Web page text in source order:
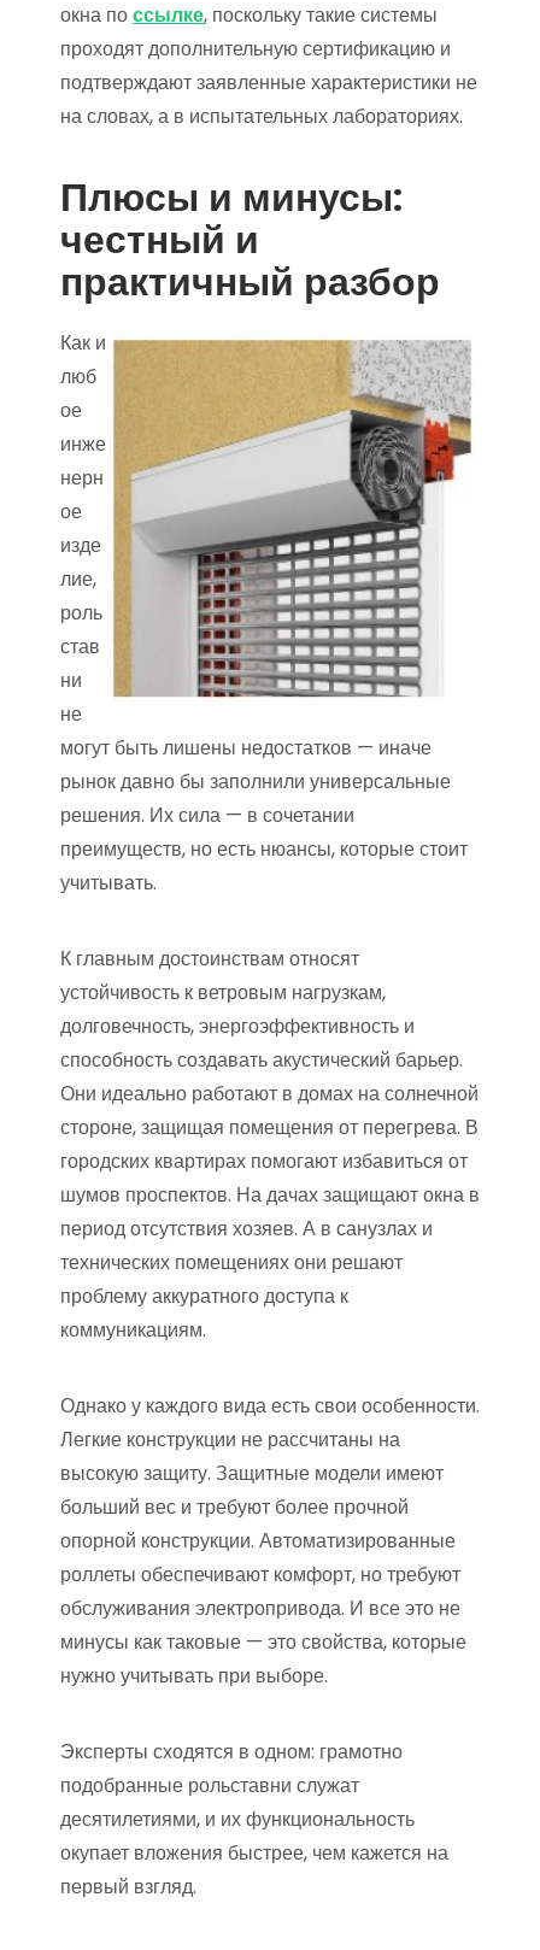
окна поссылке, поскольку такие системы
проходят дополнительную сертификацию и
подтверждают заявленные характеристики не
на словах, а в испытательных лабораториях.
Плюсы и минусы:
честный и
практичный разбор
Как и
люб
ое
инже
нерн
ое
изде
лие,
роль
став
ни
не
могут быть лишены недостатков — иначе
рынок давно бы заполнили универсальные
решения. Их сила — в сочетании
преимуществ, но есть нюансы, которые стоит
учитывать.
К главным достоинствам относят
устойчивость к ветровым нагрузкам,
долговечность, энергоэффективность и
способность создавать акустический барьер.
Они идеально работают в домах на солнечной
стороне, защищая помещения от перегрева. В
городских квартирах помогают избавиться от
шумов проспектов. На дачах защищают окна в
период отсутствия хозяев. А в санузлах и
технических помещениях они решают
проблему аккуратного доступа к
коммуникациям.
Однако у каждого вида есть свои особенности.
Легкие конструкции не рассчитаны на
высокую защиту. Защитные модели имеют
больший вес и требуют более прочной
опорной конструкции. Автоматизированные
роллеты обеспечивают комфорт, но требуют
обслуживания электропривода. И все это не
минусы как таковые — это свойства, которые
нужно учитывать при выборе.
Эксперты сходятся в одном: грамотно
подобранные рольставни служат
десятилетиями, и их функциональность
окупает вложения быстрее, чем кажется на
первый взгляд.